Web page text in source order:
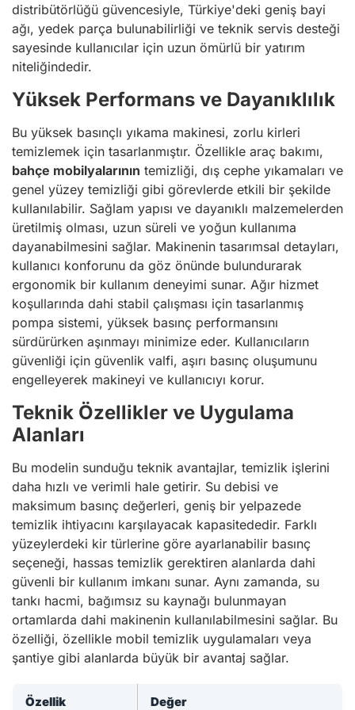
distribütörlüğü güvencesiyle, Türkiye'deki geniş bayi
ağı, yedek parça bulunabilirliği ve teknik servis desteği
sayesinde kullanıcılar için uzun ömürlü bir yatırım
niteliğindedir.
Yüksek Performans ve Dayanıklılık
Bu yüksek basınçlı yıkama makinesi, zorlu kirleri
temizlemek için tasarlanmıştır. Özellikle araç bakımı,
bahçe mobilyalarının temizliği, dış cephe yıkamaları ve
genel yüzey temizliği gibi görevlerde etkili bir şekilde
kullanılabilir. Sağlam yapısı ve dayanıklı malzemelerden
üretilmiş olması, uzun süreli ve yoğun kullanıma
dayanabilmesini sağlar. Makinenin tasarımsal detayları,
kullanıcı konforunu da göz önünde bulundurarak
ergonomik bir kullanım deneyimi sunar. Ağır hizmet
koşullarında dahi stabil çalışması için tasarlanmış
pompa sistemi, yüksek basınç performansını
sürdürürken aşınmayı minimize eder. Kullanıcıların
güvenliği için güvenlik valfi, aşırı basınç oluşumunu
engelleyerek makineyi ve kullanıcıyı korur.
Teknik Özellikler ve Uygulama
Alanları
Bu modelin sunduğu teknik avantajlar, temizlik işlerini
daha hızlı ve verimli hale getirir. Su debisi ve
maksimum basınç değerleri, geniş bir yelpazede
temizlik ihtiyacını karşılayacak kapasitededir. Farklı
yüzeylerdeki kir türlerine göre ayarlanabilir basınç
seçeneği, hassas temizlik gerektiren alanlarda dahi
güvenli bir kullanım imkanı sunar. Aynı zamanda, su
tankı hacmi, bağımsız su kaynağı bulunmayan
ortamlarda dahi makinenin kullanılabilmesini sağlar. Bu
özelliği, özellikle mobil temizlik uygulamaları veya
şantiye gibi alanlarda büyük bir avantaj sağlar.
Özellik Değer